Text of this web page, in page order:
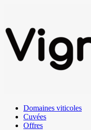
Domaines viticoles
Cuvées
Offres